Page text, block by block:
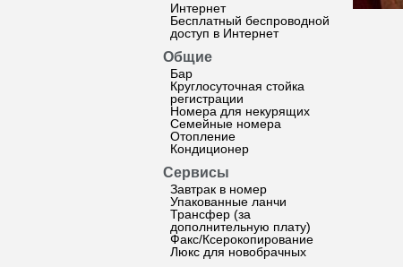
Интернет
Бесплатный беспроводной
доступ в Интернет
Общие
Бар
Круглосуточная стойка
регистрации
Номера для некурящих
Семейные номера
Отопление
Кондиционер
Сервисы
Завтрак в номер
Упакованные ланчи
Трансфер (за
дополнительную плату)
Факс/Ксерокопирование
Люкс для новобрачных